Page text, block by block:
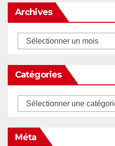
Archives
Archives
Catégories
Catégories
Méta